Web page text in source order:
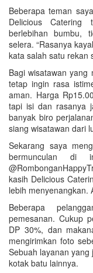
Beberapa teman
Delicious Catering
berlebihan bumbu,
selera. “Rasanya
kata salah satu rekan
Bagi wisatawan yang
tetap ingin rasa
aman. Harga
tapi isi dan rasanya
banyak biro
siang wisatawan dari
Sekarang saya
bermunculan di
kasih Delicious
lebih menyenangkan.
Beberapa
pemesanan. Cukup
DP 30%, dan
mengirimkan foto
Sebuah layanan
kotak batu lainnya.